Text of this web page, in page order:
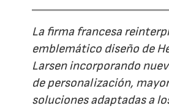
La firma francesa
emblemático diseño de
Larsen incorporando
de personalización,
soluciones adaptadas a